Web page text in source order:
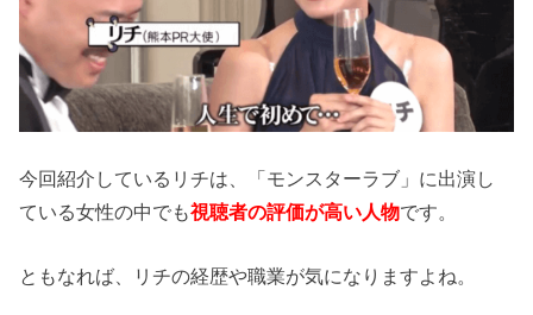
今回紹介しているリチは、「モンスターラブ」に出演し
ている女性の中でも視聴者の評価が高い人物です。
ともなれば、リチの経歴や職業が気になりますよね。